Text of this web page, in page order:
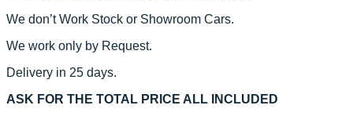
We don’t Work Stock or Showroom Cars.
We work only by Request.
Delivery in 25 days.
ASK FOR THE TOTAL PRICE ALL INCLUDED